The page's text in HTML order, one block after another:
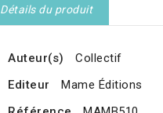
Détails du produit
Auteur(s)
Collectif
Editeur
Mame Éditions